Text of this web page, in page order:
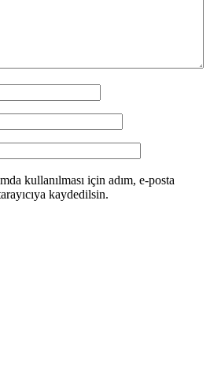
kullanılması için adım, e-posta
kaydedilsin.